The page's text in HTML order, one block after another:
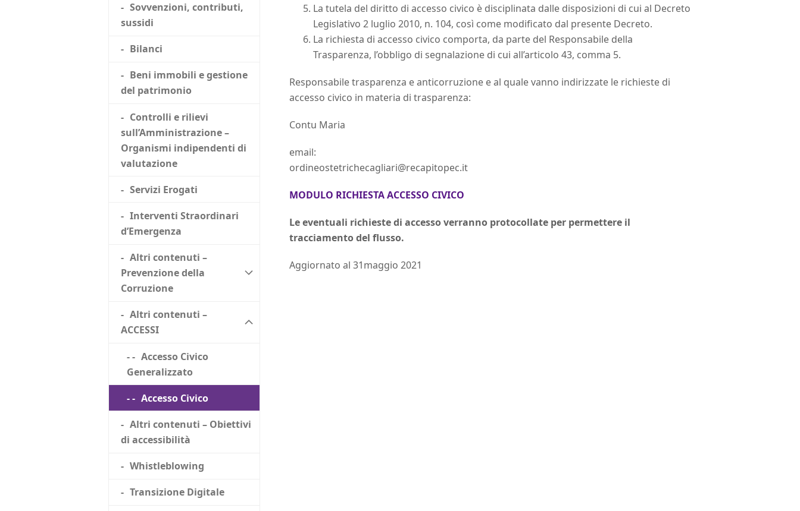
La tutela del diritto di accesso civico è disciplinata dalle disposizioni di cui al Decreto
Legislativo 2 luglio 2010, n. 104, così come modificato dal presente Decreto.
La richiesta di accesso civico comporta, da parte del Responsabile della
Trasparenza, l’obbligo di segnalazione di cui all’articolo 43, comma 5.
Responsabile trasparenza e anticorruzione e al quale vanno indirizzate le richieste di
accesso civico in materia di trasparenza:
Contu Maria
email:
ordineostetrichecagliari@recapitopec.it
MODULO RICHIESTA ACCESSO CIVICO
​Le eventuali richieste di accesso verranno protocollate per permettere il
tracciamento del flusso.
Aggiornato al 31maggio 2021
Sovvenzioni, contributi,
sussidi
Bilanci
Beni immobili e gestione
del patrimonio
Controlli e rilievi
sull’Amministrazione –
Organismi indipendenti di
valutazione
Servizi Erogati
Interventi Straordinari
d’Emergenza
Altri contenuti –
Prevenzione della
Corruzione
Altri contenuti –
ACCESSI
Accesso Civico
Generalizzato
Accesso Civico
Altri contenuti – Obiettivi
di accessibilità
Whistleblowing
Transizione Digitale